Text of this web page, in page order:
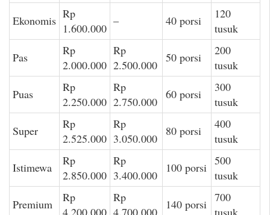
Ekonomis Rp
1.600.000
– 40 porsi
120
tusuk
Pas
Rp
2.000.000
Rp
2.500.000
50 porsi
200
tusuk
Puas
Rp
2.250.000
Rp
2.750.000
60 porsi
300
tusuk
Super
Rp
2.525.000
Rp
3.050.000
80 porsi
400
tusuk
Istimewa
Rp
2.850.000
Rp
3.400.000
100 porsi 500
tusuk
Premium
Rp
4.200.000
Rp
4.700.000
140 porsi 700
tusuk